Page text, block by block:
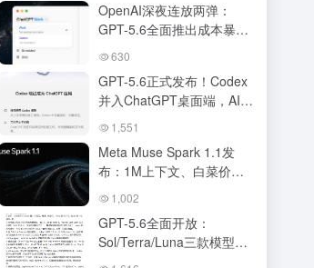
Agent塞进手机
OpenAI深夜连放两弹：
GPT-5.6全面推出成本暴打
Fable-5，ChatGPT与
630
GPT-5.6正式发布！Codex
并入ChatGPT桌面端，AI超
级应用时代正式开启
1,551
Meta Muse Spark 1.1发
布：1M上下文、白菜价
API，跑分接近Opus 4.8与
GPT-5.5
1,002
GPT-5.6全面开放：
Sol/Terra/Luna三款模型、
定价、性能跑分、